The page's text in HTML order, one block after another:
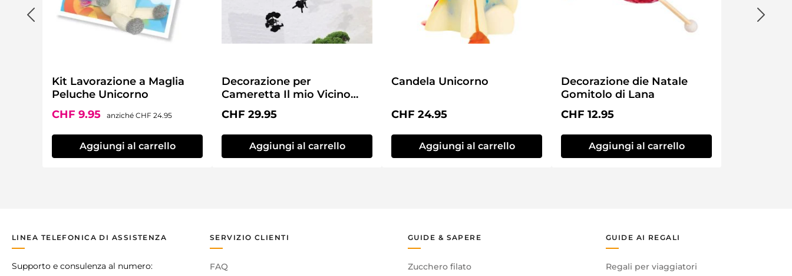
Kit Lavorazione a Maglia
Peluche Unicorno
Prezzo di vendita:
CHF 9.95 anziché Prezzo normale:
CHF 24.95
Aggiungi al carrello
Decorazione per
Cameretta Il mio Vicino
Totoro
Prezzo normale:
CHF 29.95
Aggiungi al carrello
Candela Unicorno
Prezzo normale:
CHF 24.95
Aggiungi al carrello
Decorazione die Natale
Gomitolo di Lana
Prezzo normale:
CHF 12.95
Aggiungi al carrello
LINEA TELEFONICA DI ASSISTENZA
Supporto e consulenza al numero:
SERVIZIO CLIENTI
FAQ
GUIDE & SAPERE
Zucchero filato
GUIDE AI REGALI
Regali per viaggiatori